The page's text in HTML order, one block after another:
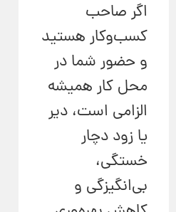
اگر صاحب
کسب‌و‌کار هستید
و حضور شما در
محل کار همیشه
الزامی است، دیر
یا زود دچار
خستگی،
بی‌انگیزگی و